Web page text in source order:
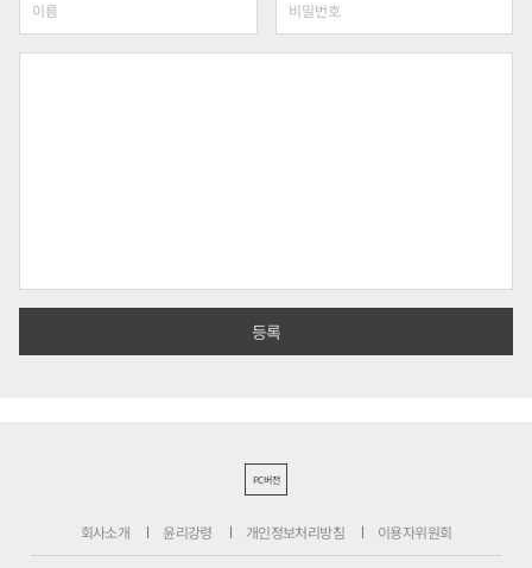
PC버전
회사소개 윤리강령 개인정보처리방침 이용자위원회